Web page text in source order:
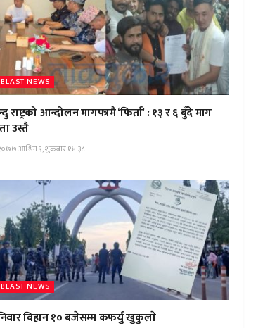
BLAST NEWS
राष्ट्रको आन्दोलन मागपत्रमै ‘फिर्ता’ : १३ र ६ बुँदे माग
उस्तै
आश्विन ९, शुक्रबार १४:३८
BLAST NEWS
बिहान १० बजेसम्म कफर्यु खुकुलाे